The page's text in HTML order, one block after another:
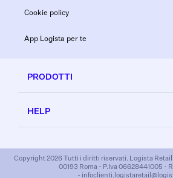
Cookie policy
App Logista per te
PRODOTTI
HELP
Copyright 2026 Tutti i diritti riservati. Logista Retail
00193 Roma - P.Iva 06628441005 -
-